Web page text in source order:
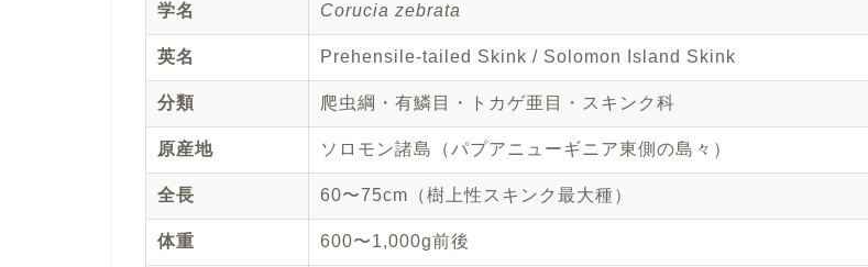
学名 Corucia zebrata
英名 Prehensile-tailed Skink / Solomon Island Skink
分類 爬虫綱・有鱗目・トカゲ亜目・スキンク科
原産地 ソロモン諸島（パプアニューギニア東側の島々）
全長 60〜75cm（樹上性スキンク最大種）
体重 600〜1,000g前後